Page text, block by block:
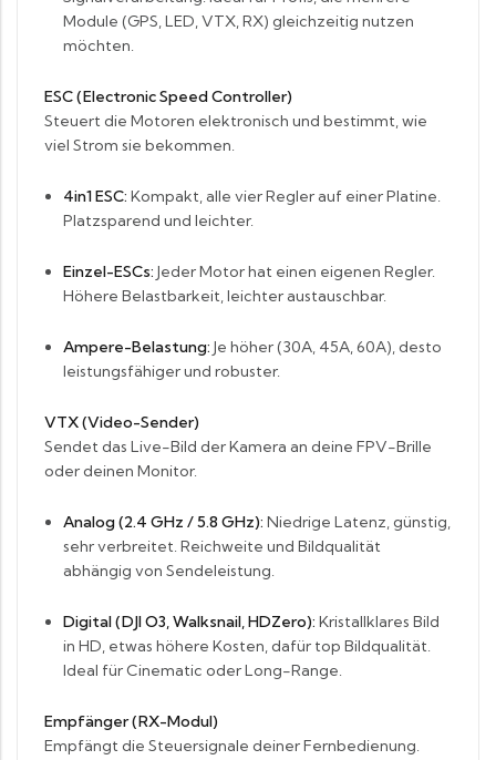
Module (GPS, LED, VTX, RX) gleichzeitig nutzen
möchten.
ESC (Electronic Speed Controller)
Steuert die Motoren elektronisch und bestimmt, wie
viel Strom sie bekommen.
4in1 ESC: Kompakt, alle vier Regler auf einer Platine.
Platzsparend und leichter.
Einzel-ESCs: Jeder Motor hat einen eigenen Regler.
Höhere Belastbarkeit, leichter austauschbar.
Ampere-Belastung: Je höher (30A, 45A, 60A), desto
leistungsfähiger und robuster.
VTX (Video-Sender)
Sendet das Live-Bild der Kamera an deine FPV-Brille
oder deinen Monitor.
Analog (2.4 GHz / 5.8 GHz): Niedrige Latenz, günstig,
sehr verbreitet. Reichweite und Bildqualität
abhängig von Sendeleistung.
Digital (DJI O3, Walksnail, HDZero): Kristallklares Bild
in HD, etwas höhere Kosten, dafür top Bildqualität.
Ideal für Cinematic oder Long-Range.
Empfänger (RX-Modul)
Empfängt die Steuersignale deiner Fernbedienung.